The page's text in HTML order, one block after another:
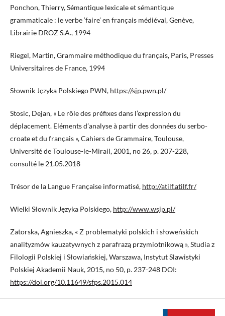
Ponchon, Thierry, Sémantique lexicale et sémantique
grammaticale : le verbe ‘faire’ en français médiéval, Genève,
Librairie DROZ S.A., 1994
Riegel, Martin, Grammaire méthodique du français, Paris, Presses
Universitaires de France, 1994
Słownik Języka Polskiego PWN, https://sjp.pwn.pl/
Stosic, Dejan, « Le rôle des préfixes dans l’expression du
déplacement. Eléments d’analyse à partir des données du serbo-
croate et du français », Cahiers de Grammaire, Toulouse,
Université de Toulouse-le-Mirail, 2001, no 26, p. 207-228,
consulté le 21.05.2018
Trésor de la Langue Française informatisé, http://atilf.atilf.fr/
Wielki Słownik Języka Polskiego, http://www.wsjp.pl/
Zatorska, Agnieszka, « Z problematyki polskich i słoweńskich
analityzmów kauzatywnych z parafrazą przymiotnikową », Studia z
Filologii Polskiej i Słowiańskiej, Warszawa, Instytut Slawistyki
Polskiej Akademii Nauk, 2015, no 50, p. 237-248 DOI:
https://doi.org/10.11649/sfps.2015.014